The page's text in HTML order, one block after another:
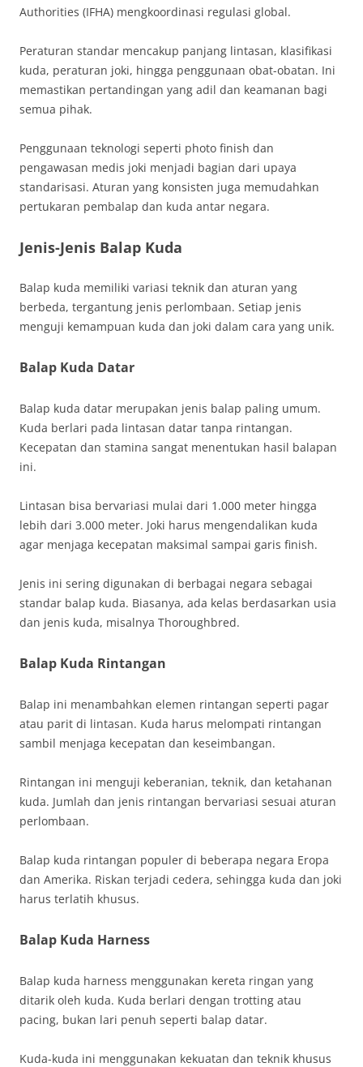
Authorities (IFHA) mengkoordinasi regulasi global.
Peraturan standar mencakup panjang lintasan, klasifikasi
kuda, peraturan joki, hingga penggunaan obat-obatan. Ini
memastikan pertandingan yang adil dan keamanan bagi
semua pihak.
Penggunaan teknologi seperti photo finish dan
pengawasan medis joki menjadi bagian dari upaya
standarisasi. Aturan yang konsisten juga memudahkan
pertukaran pembalap dan kuda antar negara.
Jenis-Jenis Balap Kuda
Balap kuda memiliki variasi teknik dan aturan yang
berbeda, tergantung jenis perlombaan. Setiap jenis
menguji kemampuan kuda dan joki dalam cara yang unik.
Balap Kuda Datar
Balap kuda datar merupakan jenis balap paling umum.
Kuda berlari pada lintasan datar tanpa rintangan.
Kecepatan dan stamina sangat menentukan hasil balapan
ini.
Lintasan bisa bervariasi mulai dari 1.000 meter hingga
lebih dari 3.000 meter. Joki harus mengendalikan kuda
agar menjaga kecepatan maksimal sampai garis finish.
Jenis ini sering digunakan di berbagai negara sebagai
standar balap kuda. Biasanya, ada kelas berdasarkan usia
dan jenis kuda, misalnya Thoroughbred.
Balap Kuda Rintangan
Balap ini menambahkan elemen rintangan seperti pagar
atau parit di lintasan. Kuda harus melompati rintangan
sambil menjaga kecepatan dan keseimbangan.
Rintangan ini menguji keberanian, teknik, dan ketahanan
kuda. Jumlah dan jenis rintangan bervariasi sesuai aturan
perlombaan.
Balap kuda rintangan populer di beberapa negara Eropa
dan Amerika. Riskan terjadi cedera, sehingga kuda dan joki
harus terlatih khusus.
Balap Kuda Harness
Balap kuda harness menggunakan kereta ringan yang
ditarik oleh kuda. Kuda berlari dengan trotting atau
pacing, bukan lari penuh seperti balap datar.
Kuda-kuda ini menggunakan kekuatan dan teknik khusus